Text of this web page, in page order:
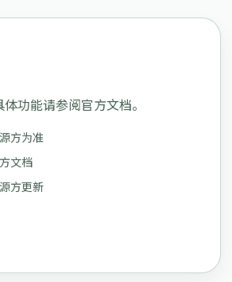
功能请参阅官方文档。
方为准
文档
方更新